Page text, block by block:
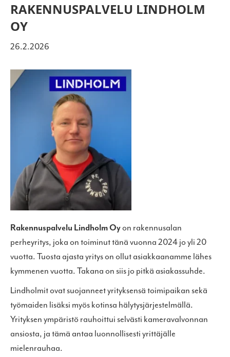
RAKENNUSPALVELU LINDHOLM
OY
26.2.2026
Rakennuspalvelu Lindholm Oyon rakennusalan
perheyritys, joka on toiminut tänä vuonna 2024 jo yli 20
vuotta. Tuosta ajasta yritys on ollut asiakkaanamme lähes
kymmenen vuotta. Takana on siis jo pitkä asiakassuhde.
Lindholmit ovat suojanneet yrityksensä toimipaikan sekä
työmaiden lisäksi myös kotinsa hälytysjärjestelmällä.
Yrityksen ympäristö rauhoittui selvästi kameravalvonnan
ansiosta, ja tämä antaa luonnollisesti yrittäjälle
mielenrauhaa.